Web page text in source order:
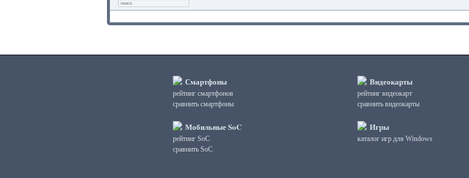
Смартфоны
рейтинг смартфонов
сравнить смартфоны
Мобильные SoC
рейтинг SoC
сравнить SoC
Видеокарты
рейтинг видеокарт
сравнить видеокарты
Игры
каталог игр для Windows